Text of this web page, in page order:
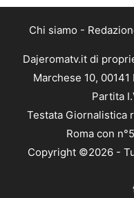
Chi siamo -
Dajeromatv.it di
Marchese 10,
Partita
Testata Giornalistica
Roma con
Copyright ©2026 -